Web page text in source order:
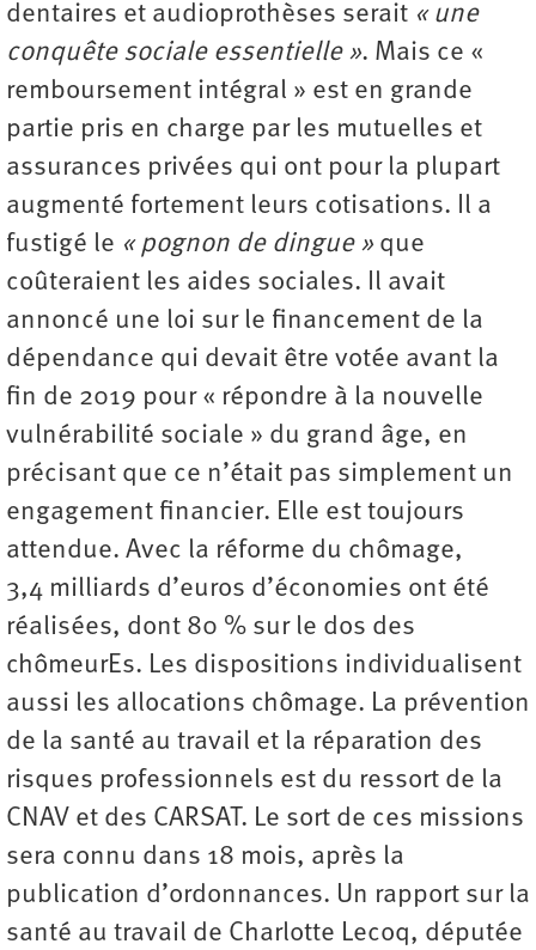
dentaires et audioprothèses serait « une
conquête sociale essentielle ». Mais ce «
remboursement intégral » est en grande
partie pris en charge par les mutuelles et
assurances privées qui ont pour la plupart
augmenté fortement leurs cotisations. Il a
fustigé le « pognon de dingue » que
coûteraient les aides sociales. Il avait
annoncé une loi sur le financement de la
dépendance qui devait être votée avant la
fin de 2019 pour « répondre à la nouvelle
vulnérabilité sociale » du grand âge, en
précisant que ce n’était pas simplement un
engagement financier. Elle est toujours
attendue. Avec la réforme du chômage,
3,4 milliards d’euros d’économies ont été
réalisées, dont 80 % sur le dos des
chômeurEs. Les dispositions individualisent
aussi les allocations chômage. La prévention
de la santé au travail et la réparation des
risques professionnels est du ressort de la
CNAV et des CARSAT. Le sort de ces missions
sera connu dans 18 mois, après la
publication d’ordonnances. Un rapport sur la
santé au travail de Charlotte Lecoq, députée